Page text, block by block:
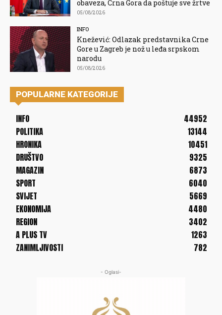
obaveza, Crna Gora da poštuje sve žrtve
05/08/2026
INFO
Knežević: Odlazak predstavnika Crne
Gore u Zagreb je nož u leđa srpskom
narodu
05/08/2026
POPULARNE KATEGORIJE
INFO
44952
POLITIKA
13144
HRONIKA
10451
DRUŠTVO
9325
MAGAZIN
6873
SPORT
6040
SVIJET
5669
EKONOMIJA
4480
REGION
3402
A PLUS TV
1263
ZANIMLJIVOSTI
782
- Oglasi-